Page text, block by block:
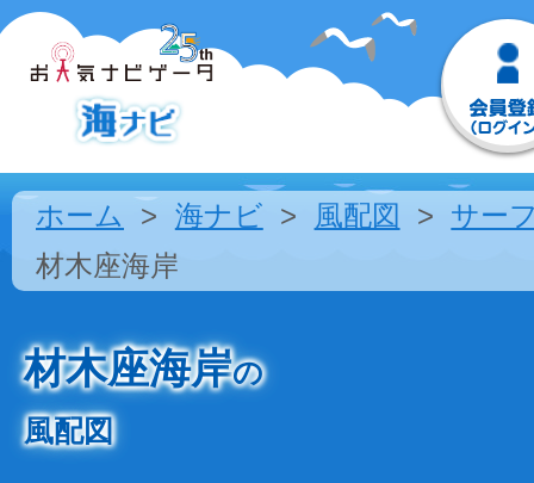
ホーム 海ナビ 風配図
サー
材木座海岸
材木座海岸の
風配図